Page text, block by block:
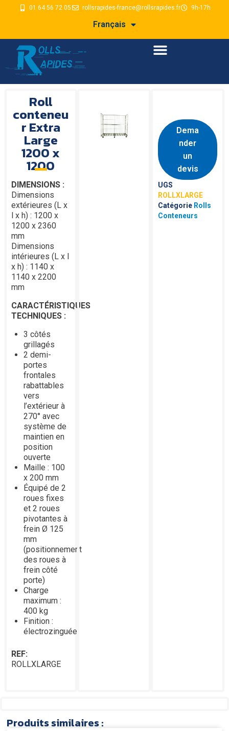
01 64 56 72 05 rollsrapides-france@rollsrapides.fr 9h-17h
Français
Roll
conteneu
r Extra
Large
1200 x
1200
DIMENSIONS :
Dimensions
extérieures (L x
l x h) : 1200 x
1200 x 2360
mm
Dimensions
intérieures (L x l
x h) : 1140 x
1140 x 2200
mm
CARACTÉRISTIQUES
TECHNIQUES :
3 côtés
grillagés
2 demi-
portes
frontales
rabattables
vers
l’extérieur à
270° avec
système de
maintien en
position
ouverte
Maille : 100
x 200 mm
Équipé de 2
roues fixes
et 2 roues
pivotantes à
frein Ø 125
mm
(positionnement
des roues à
frein côté
porte)
Charge
maximum :
400 kg
Finition :
électrozinguée
REF:
ROLLXLARGE
Dema
nder
un
devis
UGS
ROLLXLARGE
Catégorie Rolls
Conteneurs
Produits similaires :